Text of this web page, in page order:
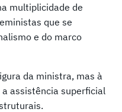
multiplicidade de
que se
e do marco
da ministra, mas à
assistência superficial